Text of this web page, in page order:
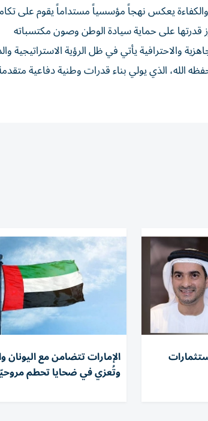
يعكس نهجاً مؤسسياً مستداماً يقوم على
قدرتها على حماية سيادة الوطن وصون مكتسباته
والاحترافية يأتي في ظل الرؤية الاستراتيجية
الذي يولي بناء قدرات وطنية دفاعية
الإمارات تتضامن مع اليونان
وتُعزي في ضحايا تحطم